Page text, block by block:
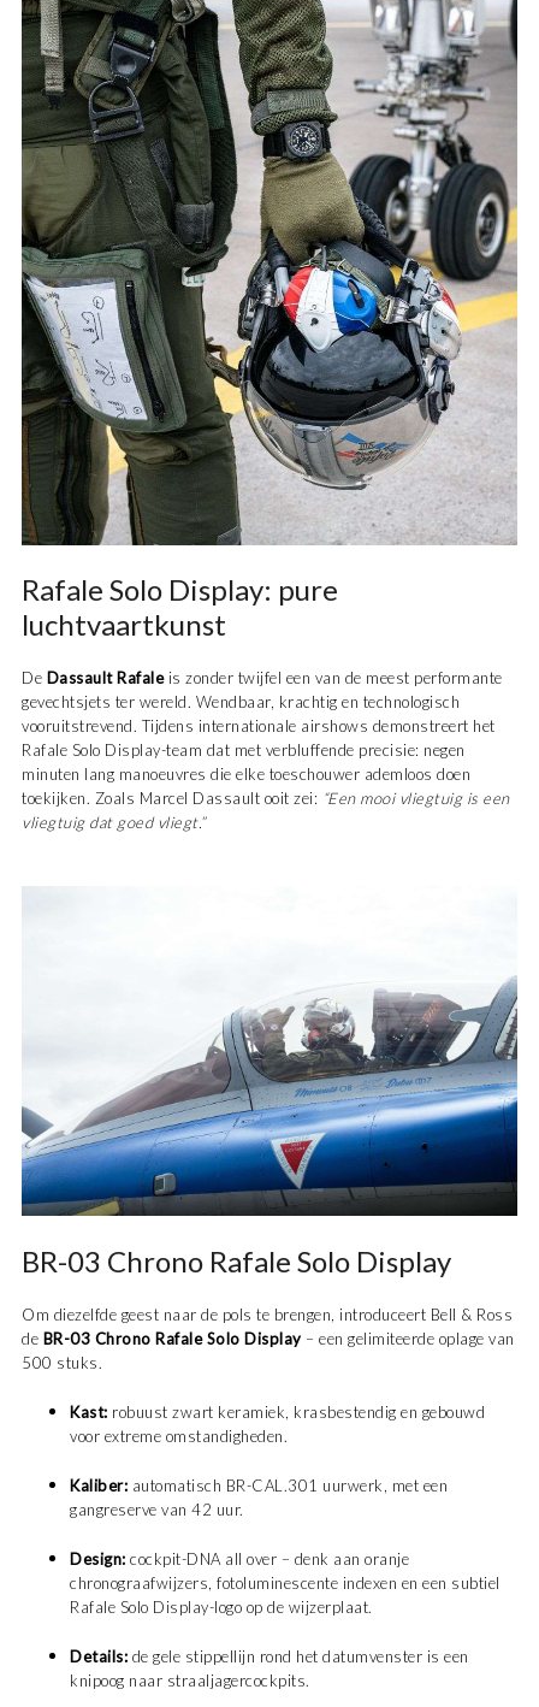
Rafale Solo Display: pure
luchtvaartkunst
De Dassault Rafaleis zonder twijfel een van de meest performante
gevechtsjets ter wereld. Wendbaar, krachtig en technologisch
vooruitstrevend. Tijdens internationale airshows demonstreert het
Rafale Solo Display-team dat met verbluffende precisie: negen
minuten lang manoeuvres die elke toeschouwer ademloos doen
toekijken. Zoals Marcel Dassault ooit zei: “Een mooi vliegtuig is een
vliegtuig dat goed vliegt.”
BR-03 Chrono Rafale Solo Display
Om diezelfde geest naar de pols te brengen, introduceert Bell & Ross
de BR-03 Chrono Rafale Solo Display – een gelimiteerde oplage van
500 stuks.
Kast: robuust zwart keramiek, krasbestendig en gebouwd
voor extreme omstandigheden.
Kaliber: automatisch BR-CAL.301 uurwerk, met een
gangreserve van 42 uur.
Design: cockpit-DNA all over – denk aan oranje
chronograafwijzers, fotoluminescente indexen en een subtiel
Rafale Solo Display-logo op de wijzerplaat.
Details: de gele stippellijn rond het datumvenster is een
knipoog naar straaljagercockpits.